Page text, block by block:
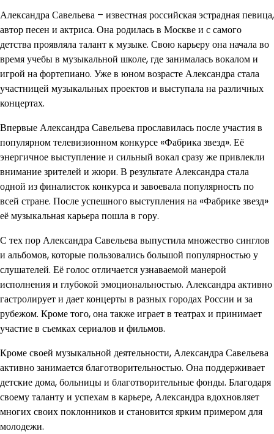
Александра Савельева – известная российская эстрадная певица,
автор песен и актриса. Она родилась в Москве и с самого
детства проявляла талант к музыке. Свою карьеру она начала во
время учебы в музыкальной школе, где занималась вокалом и
игрой на фортепиано. Уже в юном возрасте Александра стала
участницей музыкальных проектов и выступала на различных
концертах.
Впервые Александра Савельева прославилась после участия в
популярном телевизионном конкурсе «Фабрика звезд». Её
энергичное выступление и сильный вокал сразу же привлекли
внимание зрителей и жюри. В результате Александра стала
одной из финалисток конкурса и завоевала популярность по
всей стране. После успешного выступления на «Фабрике звезд»
её музыкальная карьера пошла в гору.
С тех пор Александра Савельева выпустила множество синглов
и альбомов, которые пользовались большой популярностью у
слушателей. Её голос отличается узнаваемой манерой
исполнения и глубокой эмоциональностью. Александра активно
гастролирует и дает концерты в разных городах России и за
рубежом. Кроме того, она также играет в театрах и принимает
участие в съемках сериалов и фильмов.
Кроме своей музыкальной деятельности, Александра Савельева
активно занимается благотворительностью. Она поддерживает
детские дома, больницы и благотворительные фонды. Благодаря
своему таланту и успехам в карьере, Александра вдохновляет
многих своих поклонников и становится ярким примером для
молодежи.